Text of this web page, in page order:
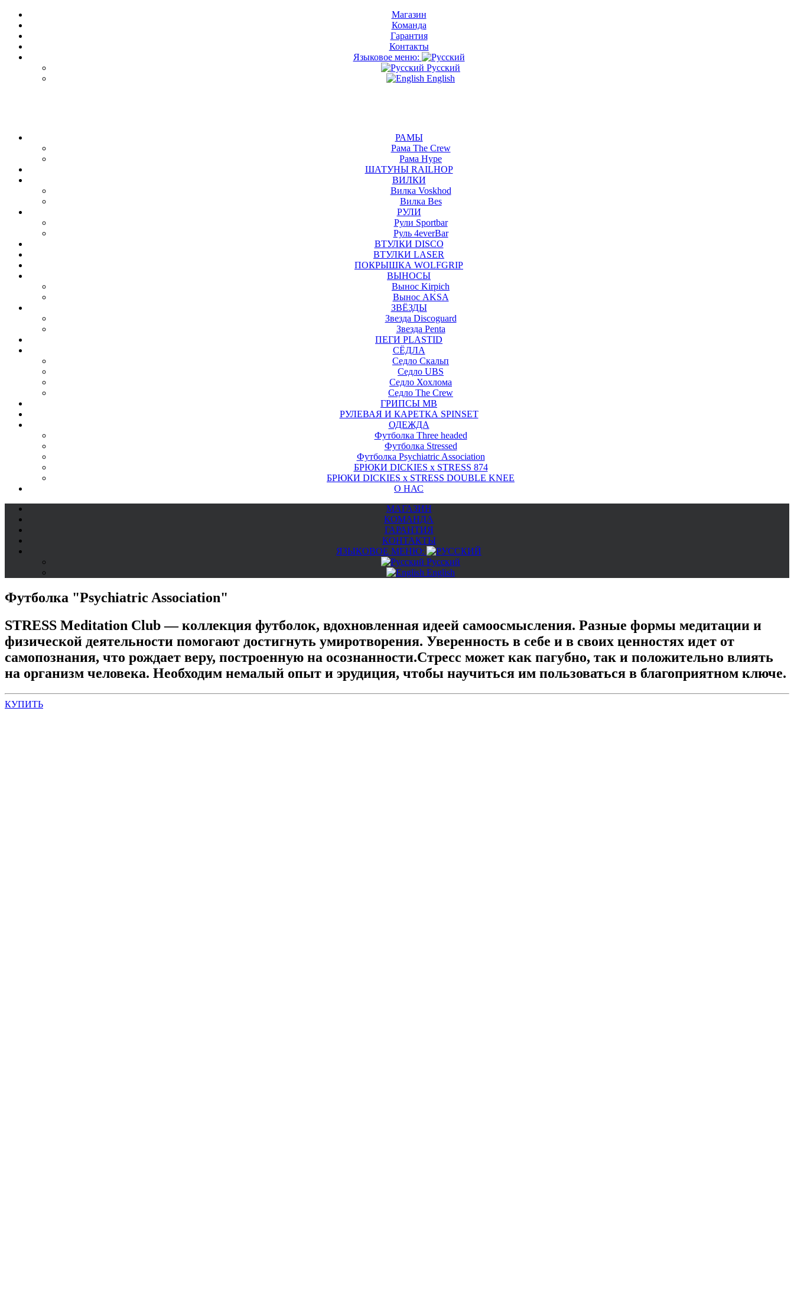
Магазин
Команда
Гарантия
Контакты
Языковое меню:
Русский
English
РАМЫ
Рама The Crew
Рама Hype
ШАТУНЫ RAILHOP
ВИЛКИ
Вилка Voskhod
Вилка Bes
РУЛИ
Рули Sportbar
Руль 4everBar
ВТУЛКИ DISCO
ВТУЛКИ LASER
ПОКРЫШКА WOLFGRIP
ВЫНОСЫ
Вынос Kirpich
Вынос AKSA
ЗВЁЗДЫ
Звезда Discoguard
Звезда Penta
ПЕГИ PLASTID
СЁДЛА
Седло Скальп
Седло UBS
Седло Хохлома
Седло The Crew
ГРИПСЫ MB
РУЛЕВАЯ И КАРЕТКА SPINSET
ОДЕЖДА
Футболка Three headed
Футболка Stressed
Футболка Psychiatric Association
БРЮКИ DICKIES x STRESS 874
БРЮКИ DICKIES x STRESS DOUBLE KNEE
О НАС
МАГАЗИН
КОМАНДА
ГАРАНТИЯ
КОНТАКТЫ
ЯЗЫКОВОЕ МЕНЮ:
Русский
English
Футболка "Psychiatric Association"
STRESS Meditation Club— коллекция футболок, вдохновленная идеей самоосмысления. Разные формы медитации и
физической деятельности помогают достигнуть умиротворения. Уверенность в себе и в своих ценностях идет от
самопознания, что рождает веру, построенную на осознанности.Стресс может как пагубно, так и положительно влиять
на организм человека. Необходим немалый опыт и эрудиция, чтобы научиться им пользоваться в благоприятном ключе.
КУПИТЬ